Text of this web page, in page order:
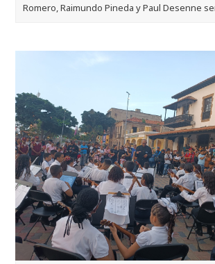
Romero, Raimundo Pineda y Paul Desenne